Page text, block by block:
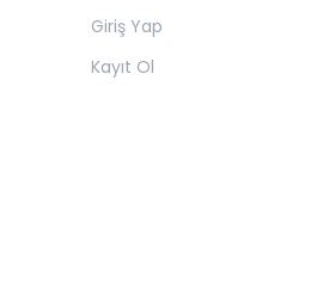
Giriş Yap
Kayıt Ol